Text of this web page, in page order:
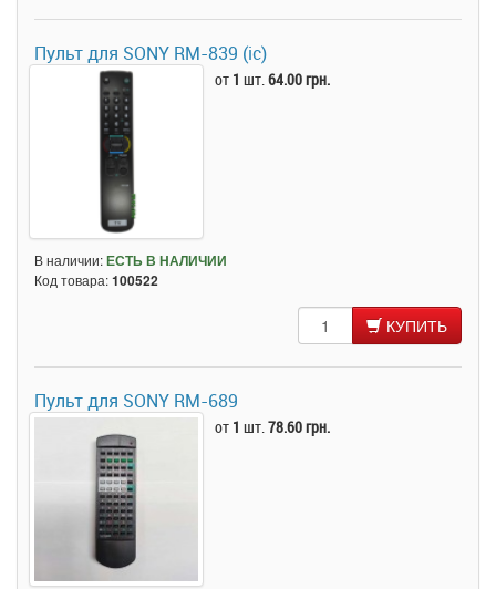
Пульт для SONY RM-839 (ic)
от 1 шт.64.00 грн.
В наличии:ЕСТЬ В НАЛИЧИИ
Код товара:100522
КУПИТЬ
Пульт для SONY RM-689
от 1 шт.78.60 грн.